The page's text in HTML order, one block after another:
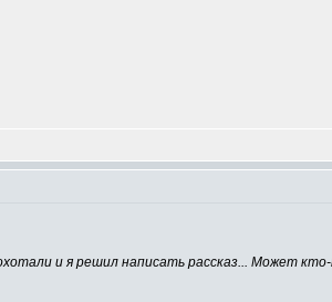
и я решил написать рассказ... Может